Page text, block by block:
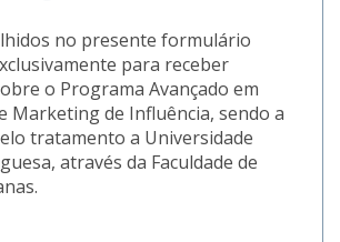
no presente formulário
para receber
o Programa Avançado em
Marketing de Influência, sendo a
tratamento a Universidade
através da Faculdade de